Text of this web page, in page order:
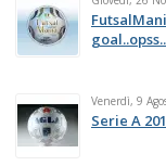
Venerdì, 9
Serie A